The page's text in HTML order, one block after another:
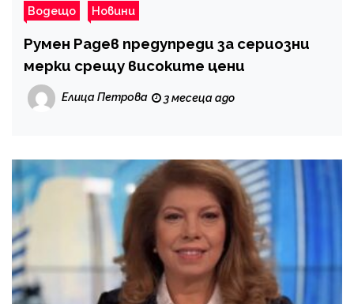
Водещо Новини
Румен Радев предупреди за сериозни
мерки срещу високите цени
Елица Петрова 3 месеца ago